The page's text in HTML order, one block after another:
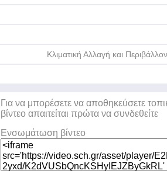
Κλιματική Αλλαγή και Περιβάλλον
Για να μπορέσετε να αποθηκεύσετε
βίντεο απαιτείται πρώτα να συνδεθείτε
Ενσωμάτωση βίντεο